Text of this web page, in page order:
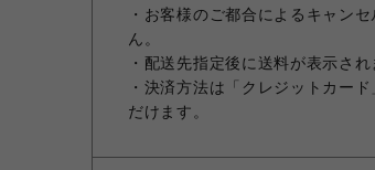
・お客様のご都合によるキャン
ん。
・配送先指定後に送料が表示され
・決済方法は「クレジットカー
だけます。